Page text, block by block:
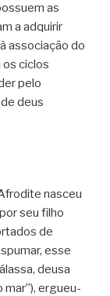
as
a adquirir
associação do
os ciclos
pelo
deus
nasceu
seu filho
de
esse
deusa
mar”), ergueu-